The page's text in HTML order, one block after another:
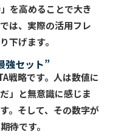
を高めることで大き
は、実際の活用フレ
下げます。
強セット”
戦略です。人は数値に
」と無意識に感じま
。そして、その数字が
待です。